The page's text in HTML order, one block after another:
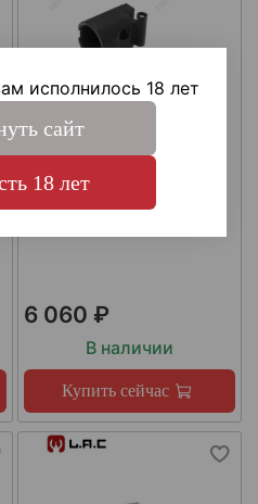
Адаптер приклада
АКСУ/АКС-74У,
6 060 ₽
В наличии
Купить сейчас
исполнилось 18 лет
сайт
18 лет